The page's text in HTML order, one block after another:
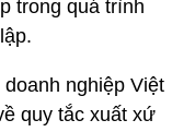
trong quá trình
nghiệp Việt
quy tắc xuất xứ